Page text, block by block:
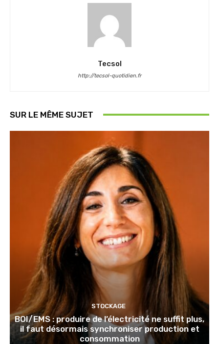
Tecsol
http://tecsol-quotidien.fr
SUR LE MÊME SUJET
STOCKAGE
BOI/EMS : produire de l’électricité ne suffit plus,
il faut désormais synchroniser production et
consommation